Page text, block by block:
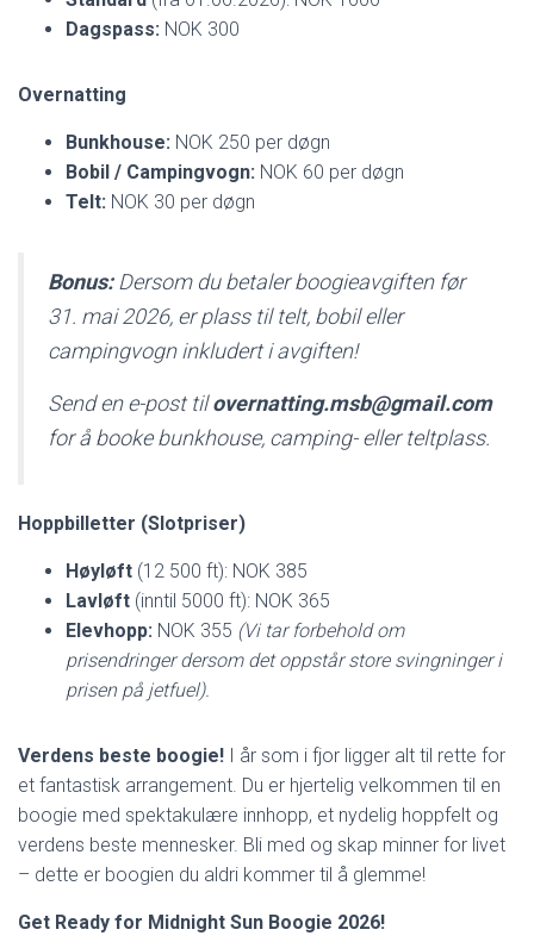
Dagspass: NOK 300
Overnatting
Bunkhouse: NOK 250 per døgn
Bobil / Campingvogn: NOK 60 per døgn
Telt: NOK 30 per døgn
Bonus:Dersom du betaler boogieavgiften før
31. mai 2026, er plass til telt, bobil eller
campingvogn inkludert i avgiften!
Send en e-post tilovernatting.msb@gmail.com
for å booke bunkhouse, camping- eller teltplass.
Hoppbilletter (Slotpriser)
Høyløft (12 500 ft): NOK 385
Lavløft (inntil 5000 ft): NOK 365
Elevhopp: NOK 355 (Vi tar forbehold om
prisendringer dersom det oppstår store svingninger i
prisen på jetfuel).
Verdens beste boogie! I år som i fjor ligger alt til rette for
et fantastisk arrangement. Du er hjertelig velkommen til en
boogie med spektakulære innhopp, et nydelig hoppfelt og
verdens beste mennesker. Bli med og skap minner for livet
– dette er boogien du aldri kommer til å glemme!
Get Ready for Midnight Sun Boogie 2026!